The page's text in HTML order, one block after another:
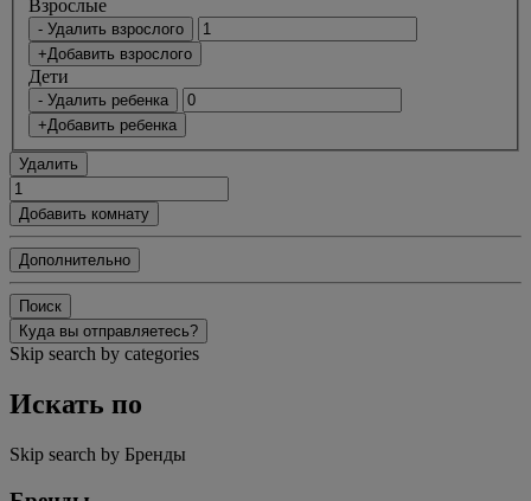
Bзрослые
- Удалить взрослого
+Добавить взрослого
Дети
- Удалить ребенка
+Добавить ребенка
Удалить
Добавить комнату
Дополнительно
Поиск
Куда вы отправляетесь?
Skip search by categories
Искать по
Skip search by Бренды